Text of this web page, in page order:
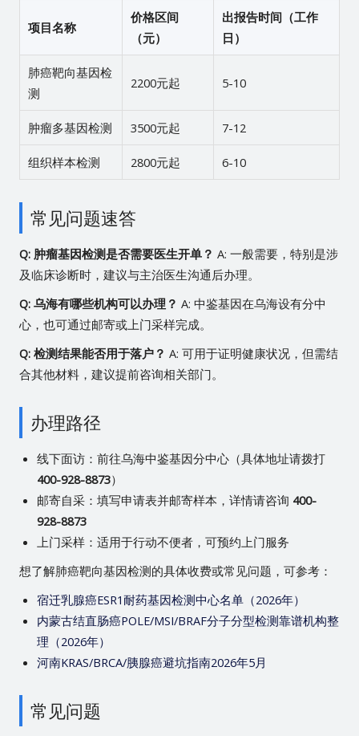
项目名称
价格区间
（元）
出报告时间（工作
日）
肺癌靶向基因检
测
2200元起 5-10
肿瘤多基因检测 3500元起 7-12
组织样本检测 2800元起 6-10
常见问题速答
Q: 肿瘤基因检测是否需要医生开单？ A: 一般需要，特别是涉
及临床诊断时，建议与主治医生沟通后办理。
Q: 乌海有哪些机构可以办理？ A: 中鉴基因在乌海设有分中
心，也可通过邮寄或上门采样完成。
Q: 检测结果能否用于落户？ A: 可用于证明健康状况，但需结
合其他材料，建议提前咨询相关部门。
办理路径
线下面访：前往乌海中鉴基因分中心（具体地址请拨打
400-928-8873）
邮寄自采：填写申请表并邮寄样本，详情请咨询 400-
928-8873
上门采样：适用于行动不便者，可预约上门服务
想了解肺癌靶向基因检测的具体收费或常见问题，可参考：
宿迁乳腺癌ESR1耐药基因检测中心名单（2026年）
内蒙古结直肠癌POLE/MSI/BRAF分子分型检测靠谱机构整
理（2026年）
河南KRAS/BRCA/胰腺癌避坑指南2026年5月
常见问题